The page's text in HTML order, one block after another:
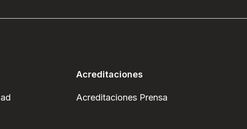
Acreditaciones
Acreditaciones Prensa